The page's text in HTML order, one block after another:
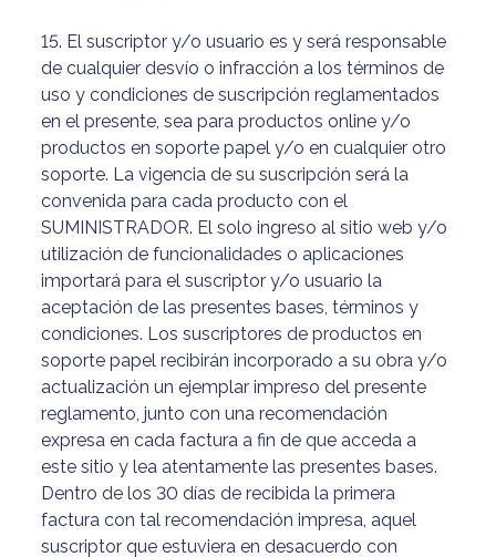
15. El suscriptor y/o usuario es y será responsable
de cualquier desvío o infracción a los términos de
uso y condiciones de suscripción reglamentados
en el presente, sea para productos online y/o
productos en soporte papel y/o en cualquier otro
soporte. La vigencia de su suscripción será la
convenida para cada producto con el
SUMINISTRADOR. El solo ingreso al sitio web y/o
utilización de funcionalidades o aplicaciones
importará para el suscriptor y/o usuario la
aceptación de las presentes bases, términos y
condiciones. Los suscriptores de productos en
soporte papel recibirán incorporado a su obra y/o
actualización un ejemplar impreso del presente
reglamento, junto con una recomendación
expresa en cada factura a fin de que acceda a
este sitio y lea atentamente las presentes bases.
Dentro de los 30 días de recibida la primera
factura con tal recomendación impresa, aquel
suscriptor que estuviera en desacuerdo con